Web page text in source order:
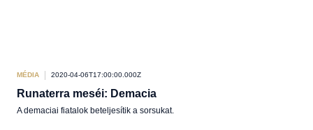
MÉDIA 2020-04-06T17:00:00.000Z
Runaterra meséi: Demacia
A demaciai fiatalok beteljesítik a sorsukat.